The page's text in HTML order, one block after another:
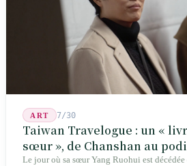
ART 7/30
Taiwan Travelogue : un «
sœur », de Chanshan au
Le jour où sa sœur Yang Ruohui est